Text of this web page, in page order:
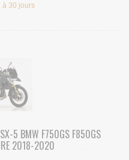
à 30 jours
5 BMW F750GS F850GS
2018-2020